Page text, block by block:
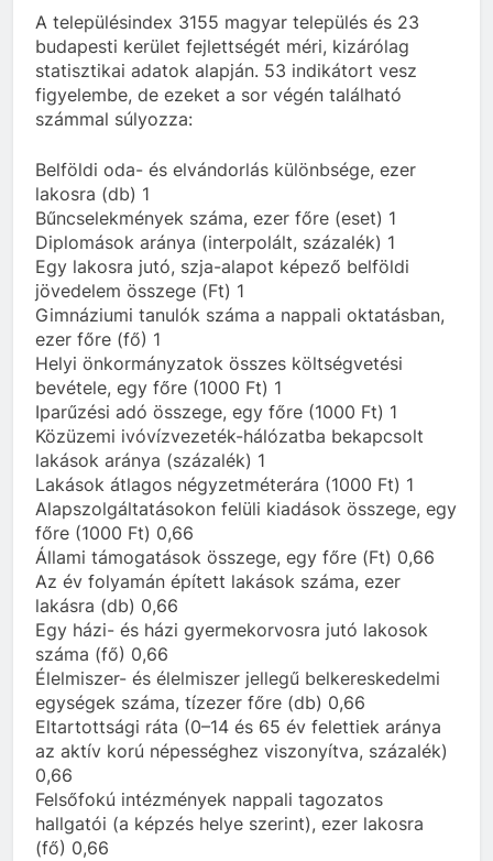
A településindex 3155 magyar település és 23
budapesti kerület fejlettségét méri, kizárólag
statisztikai adatok alapján. 53 indikátort vesz
figyelembe, de ezeket a sor végén található
számmal súlyozza:
Belföldi oda- és elvándorlás különbsége, ezer
lakosra (db) 1
Bűncselekmények száma, ezer főre (eset) 1
Diplomások aránya (interpolált, százalék) 1
Egy lakosra jutó, szja-alapot képező belföldi
jövedelem összege (Ft) 1
Gimnáziumi tanulók száma a nappali oktatásban,
ezer főre (fő) 1
Helyi önkormányzatok összes költségvetési
bevétele, egy főre (1000 Ft) 1
Iparűzési adó összege, egy főre (1000 Ft) 1
Közüzemi ivóvízvezeték-hálózatba bekapcsolt
lakások aránya (százalék) 1
Lakások átlagos négyzetméterára (1000 Ft) 1
Alapszolgáltatásokon felüli kiadások összege, egy
főre (1000 Ft) 0,66
Állami támogatások összege, egy főre (Ft) 0,66
Az év folyamán épített lakások száma, ezer
lakásra (db) 0,66
Egy házi- és házi gyermekorvosra jutó lakosok
száma (fő) 0,66
Élelmiszer- és élelmiszer jellegű belkereskedelmi
egységek száma, tízezer főre (db) 0,66
Eltartottsági ráta (0–14 és 65 év felettiek aránya
az aktív korú népességhez viszonyítva, százalék)
0,66
Felsőfokú intézmények nappali tagozatos
hallgatói (a képzés helye szerint), ezer lakosra
(fő) 0,66